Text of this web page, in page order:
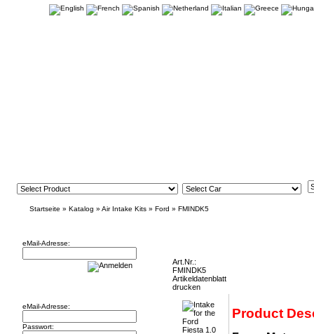
Startseite » Katalog » Air Intake Kits » Ford » FMINDK5
eMail-Adresse:
eMail-Adresse:
Passwort:
Art.Nr.:
FMINDK5
Artikeldatenblatt
drucken
Product